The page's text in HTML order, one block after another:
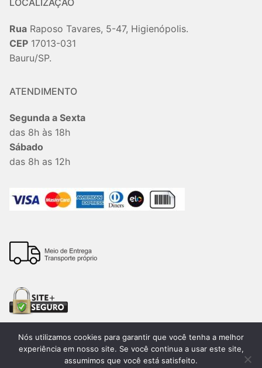
Rua Raposo Tavares, 5-47, Higienópolis.
CEP 17013-031
Bauru/SP.
ATENDIMENTO
Segunda a Sexta
das 8h às 18h
Sábado
das 8h as 12h
Todos os direitos reservados. 2026®. Lemon Bauru –
Nós utilizamos cookies para garantir que você tenha a melhor
experiência em nosso site. Se você continua a usar este site,
assumimos que você está satisfeito.